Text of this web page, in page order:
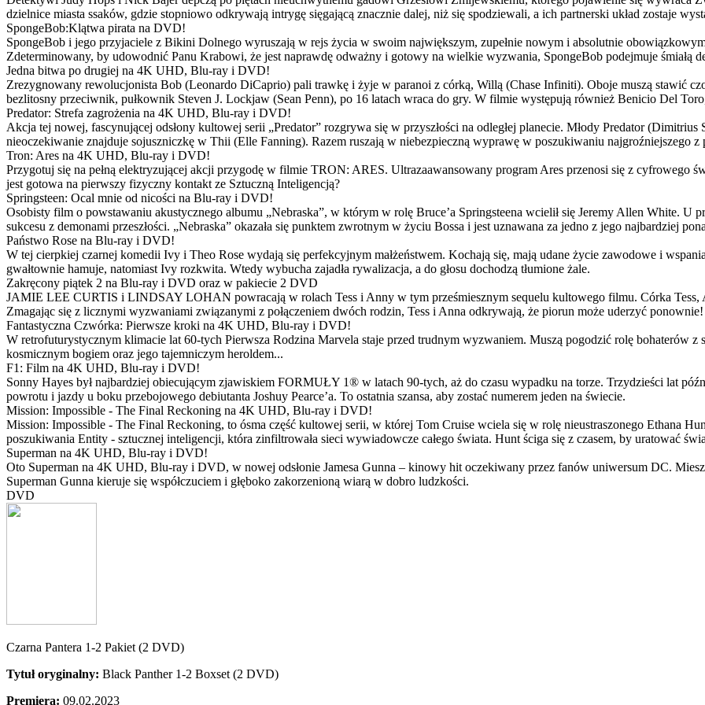
dzielnice miasta ssaków, gdzie stopniowo odkrywają intrygę sięgającą znacznie dalej, niż się spodziewali, a ich partnerski układ zostaje
SpongeBob:Klątwa pirata na DVD!
SpongeBob i jego przyjaciele z Bikini Dolnego wyruszają w rejs życia w swoim największym, zupełnie nowym i absolutnie
Zdeterminowany, by udowodnić Panu Krabowi, że jest naprawdę odważny i gotowy na wielkie wyzwania, SpongeBob podejmuje śmiałą
Jedna bitwa po drugiej na 4K UHD, Blu-ray i DVD!
Zrezygnowany rewolucjonista Bob (Leonardo DiCaprio) pali trawkę i żyje w paranoi z córką, Willą (Chase Infiniti). Oboje muszą stawić
bezlitosny przeciwnik, pułkownik Steven J. Lockjaw (Sean Penn), po 16 latach wraca do gry. W filmie występują również Benicio Del
Predator: Strefa zagrożenia na 4K UHD, Blu-ray i DVD!
Akcja tej nowej, fascynującej odsłony kultowej serii „Predator” rozgrywa się w przyszłości na odległej planecie. Młody Predator
nieoczekiwanie znajduje sojuszniczkę w Thii (Elle Fanning). Razem ruszają w niebezpieczną wyprawę w poszukiwaniu najgroźniejszego
Tron: Ares na 4K UHD, Blu-ray i DVD!
Przygotuj się na pełną elektryzującej akcji przygodę w filmie TRON: ARES. Ultrazaawansowany program Ares przenosi się z cyfrowego
jest gotowa na pierwszy fizyczny kontakt ze Sztuczną Inteligencją?
Springsteen: Ocal mnie od nicości na Blu-ray i DVD!
Osobisty film o powstawaniu akustycznego albumu „Nebraska”, w którym w rolę Bruce’a Springsteena wcielił się Jeremy Allen White. U
sukcesu z demonami przeszłości. „Nebraska” okazała się punktem zwrotnym w życiu Bossa i jest uznawana za jedno z jego najbardziej
Państwo Rose na Blu-ray i DVD!
W tej cierpkiej czarnej komedii Ivy i Theo Rose wydają się perfekcyjnym małżeństwem. Kochają się, mają udane życie zawodowe i
gwałtownie hamuje, natomiast Ivy rozkwita. Wtedy wybucha zajadła rywalizacja, a do głosu dochodzą tłumione żale.
Zakręcony piątek 2 na Blu-ray i DVD oraz w pakiecie 2 DVD
JAMIE LEE CURTIS i LINDSAY LOHAN powracają w rolach Tess i Anny w tym prześmiesznym sequelu kultowego filmu. Córka Tess,
Zmagając się z licznymi wyzwaniami związanymi z połączeniem dwóch rodzin, Tess i Anna odkrywają, że piorun może uderzyć ponownie!
Fantastyczna Czwórka: Pierwsze kroki na 4K UHD, Blu-ray i DVD!
W retrofuturystycznym klimacie lat 60-tych Pierwsza Rodzina Marvela staje przed trudnym wyzwaniem. Muszą pogodzić rolę bohaterów
kosmicznym bogiem oraz jego tajemniczym heroldem...
F1: Film na 4K UHD, Blu-ray i DVD!
Sonny Hayes był najbardziej obiecującym zjawiskiem FORMUŁY 1® w latach 90-tych, aż do czasu wypadku na torze. Trzydzieści lat
powrotu i jazdy u boku przebojowego debiutanta Joshuy Pearce’a. To ostatnia szansa, aby zostać numerem jeden na świecie.
Mission: Impossible - The Final Reckoning na 4K UHD, Blu-ray i DVD!
Mission: Impossible - The Final Reckoning, to ósma część kultowej serii, w której Tom Cruise wciela się w rolę nieustraszonego Ethana
poszukiwania Entity - sztucznej inteligencji, która zinfiltrowała sieci wywiadowcze całego świata. Hunt ściga się z czasem, by uratować
Superman na 4K UHD, Blu-ray i DVD!
Oto Superman na 4K UHD, Blu-ray i DVD, w nowej odsłonie Jamesa Gunna – kinowy hit oczekiwany przez fanów uniwersum DC.
Superman Gunna kieruje się współczuciem i głęboko zakorzenioną wiarą w dobro ludzkości.
DVD
Czarna Pantera 1-2 Pakiet (2 DVD)
Tytuł oryginalny: Black Panther 1-2 Boxset (2 DVD)
Premiera: 09.02.2023